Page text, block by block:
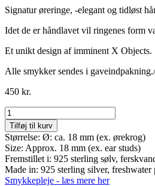
Signatur øreringe, -elegant og tidløst
Idet de er håndlavet vil ringenes form
Et unikt design af imminent X Objects.
Alle smykker sendes i
450 kr.
Object
No
25
antal
Tilføj til kurv
Størrelse: Ø: ca. 18 mm (ex. ørekrog)
Size: Approx. 18 mm (ex. ear studs)
Fremstillet i: 925 sterling sølv,
Made in: 925 sterling silver,
Smykkepleje - læs mere her